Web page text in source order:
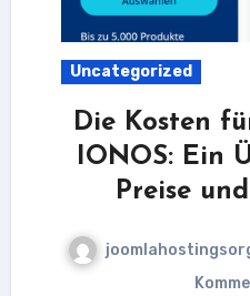
Uncategorized
Die Kosten
IONOS: Ein
Preise